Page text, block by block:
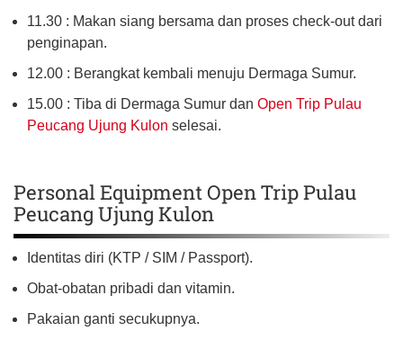
11.30 : Makan siang bersama dan proses check-out dari
penginapan.
12.00 : Berangkat kembali menuju Dermaga Sumur.
15.00 : Tiba di Dermaga Sumur dan Open Trip Pulau
Peucang Ujung Kulon selesai.
Personal Equipment Open Trip Pulau
Peucang Ujung Kulon
Identitas diri (KTP / SIM / Passport).
Obat-obatan pribadi dan vitamin.
Pakaian ganti secukupnya.